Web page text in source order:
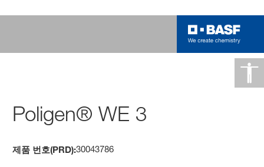
Poligen® WE 3
제품 번호(PRD):30043786